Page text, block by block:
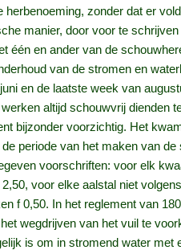
herbenoeming, zonder dat er
manier, door voor te
één en ander van de
van de stromen en
en de laatste week van
altijd schouwvrij dienden
bijzonder voorzichtig. Het
periode van het maken van
voorschriften: voor elk
voor elke aalstal niet
f 0,50. In het reglement van
wegdrijven van het vuil te
is om in stromend water met